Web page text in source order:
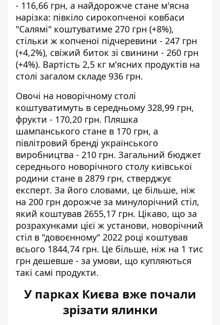
- 116,66 грн, а найдорожче стане м'ясна
нарізка: півкіло сирокопченої ковбаси
"Салямі" коштуватиме 270 грн (+8%),
стільки ж копченої підчеревини - 247 грн
(+4,2%), свіжий биток зі свинини - 260 грн
(+4%). Вартість 2,5 кг м'ясних продуктів на
столі загалом складе 936 грн.
Овочі на новорічному столі
коштуватимуть в середньому 328,99 грн,
фрукти - 170,20 грн. Пляшка
шампанського стане в 170 грн, а
півлітровий бренді українського
виробництва - 210 грн. Загальний бюджет
середнього новорічного столу київської
родини стане в 2879 грн, стверджує
експерт. За його словами, це більше, ніж
на 200 грн дорожче за минулорічний стіл,
який коштував 2655,17 грн. Цікаво, що за
розрахунками цієї ж установи, новорічний
стіл в "довоєнному" 2022 році коштував
всього 1844,74 грн. Це більше, ніж на 1 тис
грн дешевше - за умови, що купляються
такі самі продукти.
У парках Києва вже почали
зрізати ялинки